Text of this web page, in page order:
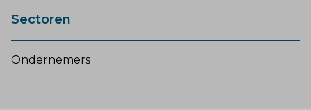
Sectoren
Ondernemers